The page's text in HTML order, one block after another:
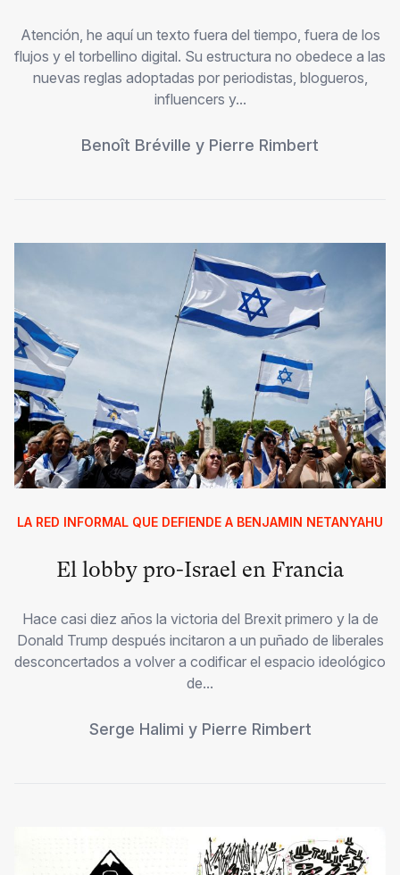
Atención, he aquí un texto fuera del tiempo, fuera de los
flujos y el torbellino digital. Su estructura no obedece a las
nuevas reglas adoptadas por periodistas, blogueros,
influencers y...
Benoît Bréville y Pierre Rimbert
LA RED INFORMAL QUE DEFIENDE A BENJAMIN NETANYAHU
El lobby pro-Israel en Francia
Hace casi diez años la victoria del Brexit primero y la de
Donald Trump después incitaron a un puñado de liberales
desconcertados a volver a codificar el espacio ideológico
de...
Serge Halimi y Pierre Rimbert